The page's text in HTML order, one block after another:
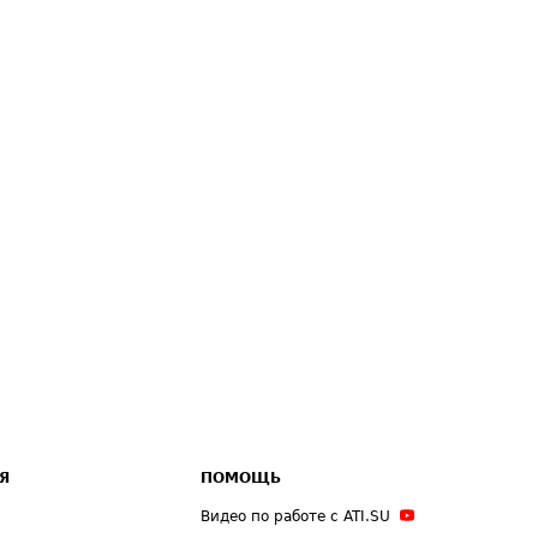
ПОМОЩЬ
Видео по работе с ATI.SU